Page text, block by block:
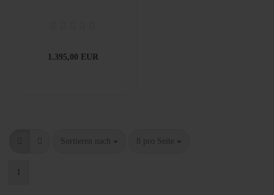
1.395,00 EUR
Sortieren nach 8 pro Seite